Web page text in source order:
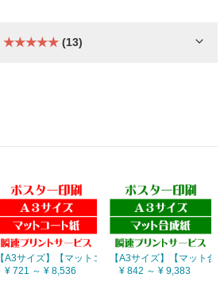
★★★★★ (13)
【A3サイズ】【マットコート紙】
¥ 721 ～ ¥ 8,536
【A3サイズ】【マット合
¥ 842 ～ ¥ 9,383